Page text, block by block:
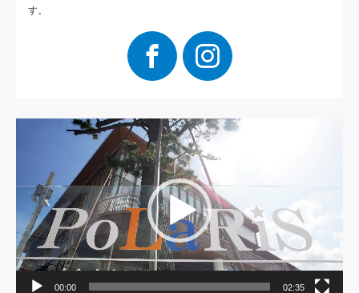
す。
Facebook
00:00 02:35